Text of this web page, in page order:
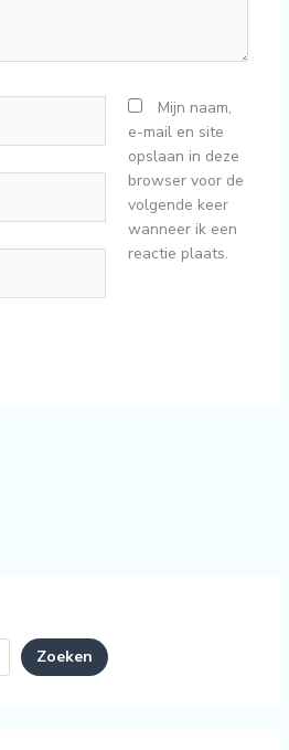
Mijn naam,
e-mail en site
opslaan in deze
browser voor de
volgende keer
wanneer ik een
reactie plaats.
Zoeken